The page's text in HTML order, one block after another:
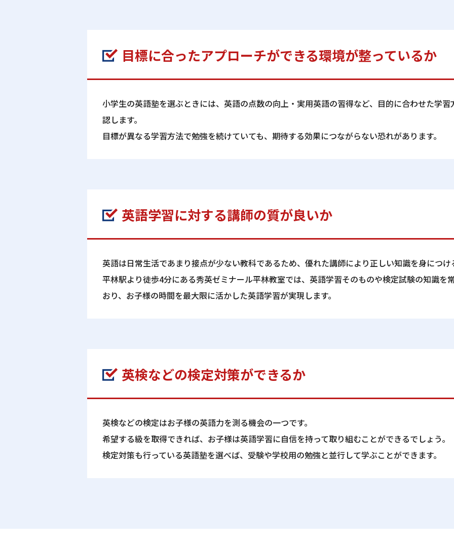
目標に合ったアプローチができる環境が整っているか
小学生の英語塾を選ぶときには、英語の点数の向上・実用英語の習得など、目的に合わせた学
認します。
目標が異なる学習方法で勉強を続けていても、期待する効果につながらない恐れがあります。
英語学習に対する講師の質が良いか
英語は日常生活であまり接点が少ない教科であるため、優れた講師により正しい知識を身につけ
平林駅より徒歩4分にある秀英ゼミナール平林教室では、英語学習そのものや検定試験の知識を
おり、お子様の時間を最大限に活かした英語学習が実現します。
英検などの検定対策ができるか
英検などの検定はお子様の英語力を測る機会の一つです。
希望する級を取得できれば、お子様は英語学習に自信を持って取り組むことができるでしょう。
検定対策も行っている英語塾を選べば、受験や学校用の勉強と並行して学ぶことができます。